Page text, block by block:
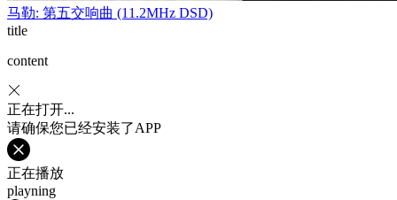
马勒: 第五交响曲 (11.2MHz DSD)
title
content
正在打开...
请确保您已经安装了APP
正在播放
playning